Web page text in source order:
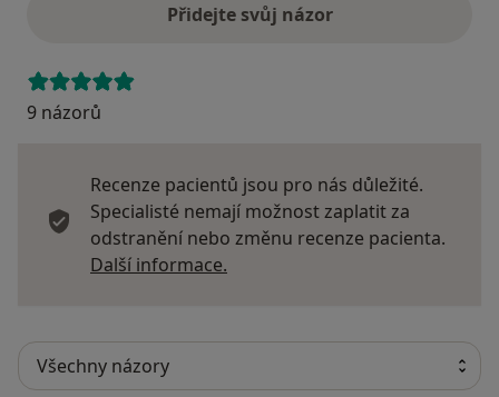
Přidejte svůj názor
9 názorů
Recenze pacientů jsou pro nás důležité.
Specialisté nemají možnost zaplatit za
odstranění nebo změnu recenze pacienta.
Další informace.